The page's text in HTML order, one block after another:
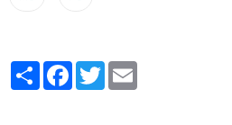
PartagerFacebookTwitter